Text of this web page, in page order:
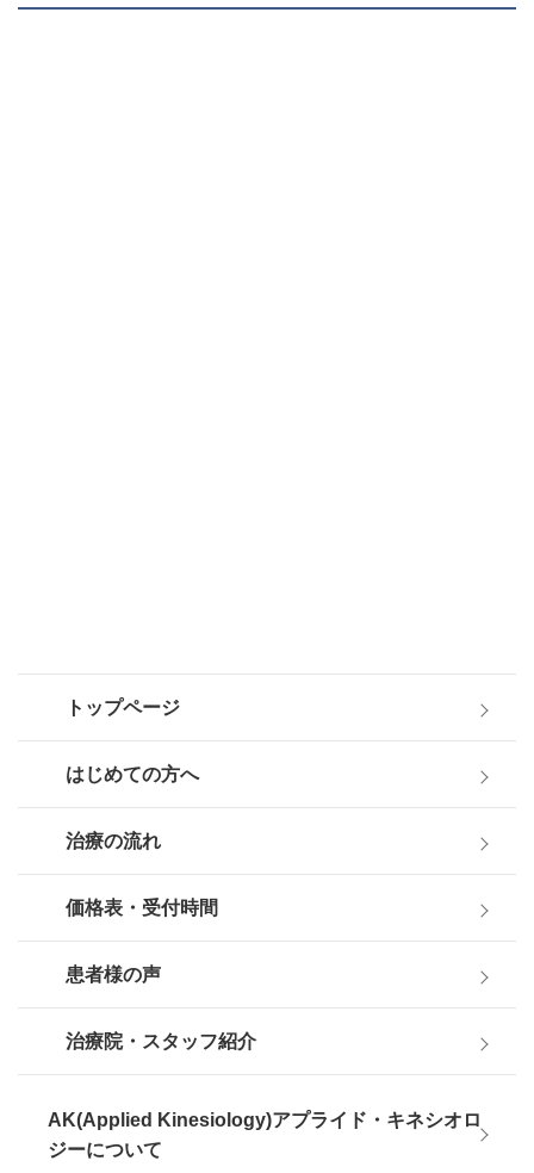
トップページ
はじめての方へ
治療の流れ
価格表・受付時間
患者様の声
治療院・スタッフ紹介
AK(Applied Kinesiology)アプライド・キネシオロ
ジーについて